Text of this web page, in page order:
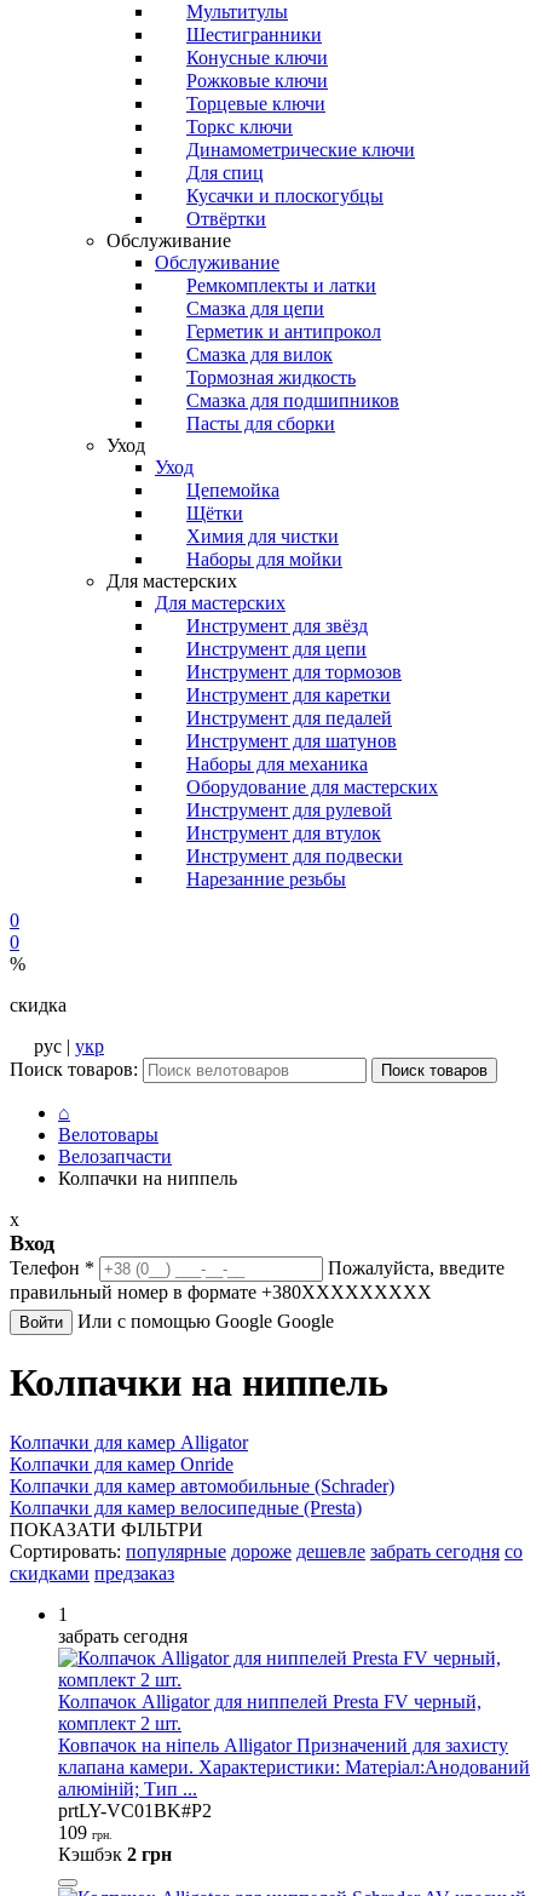
Мультитулы
Шестигранники
Конусные ключи
Рожковые ключи
Торцевые ключи
Торкс ключи
Динамометрические ключи
Для спиц
Кусачки и плоскогубцы
Отвёртки
Обслуживание
Обслуживание
Ремкомплекты и латки
Смазка для цепи
Герметик и антипрокол
Смазка для вилок
Тормозная жидкость
Смазка для подшипников
Пасты для сборки
Уход
Уход
Цепемойка
Щётки
Химия для чистки
Наборы для мойки
Для мастерских
Для мастерских
Инструмент для звёзд
Инструмент для цепи
Инструмент для тормозов
Инструмент для каретки
Инструмент для педалей
Инструмент для шатунов
Наборы для механика
Оборудование для мастерских
Инструмент для рулевой
Инструмент для втулок
Инструмент для подвески
Нарезанние резьбы
0
0
%
скидка
рус | укр
Поиск товаров:
Поиск товаров
⌂
Велотовары
Велозапчасти
Колпачки на ниппель
x
Вход
Телефон *
Пожалуйста, введите
правильный номер в формате +380XXXXXXXXX
Войти Или с помощью Google Google
Колпачки на ниппель
Колпачки для камер Alligator
Колпачки для камер Onride
Колпачки для камер автомобильные (Schrader)
Колпачки для камер велосипедные (Presta)
ПОКАЗАТИ ФІЛЬТРИ
Сортировать: популярные дороже дешевле забрать сегодня со
скидками предзаказ
1
забрать сегодня
Колпачок Alligator для ниппелей Presta FV черный,
комплект 2 шт.
Ковпачок на ніпель Alligator Призначений для захисту
клапана камери. Характеристики: Матеріал:Анодований
алюміній; Тип ...
prtLY-VC01BK#P2
109 грн.
Кэшбэк 2 грн